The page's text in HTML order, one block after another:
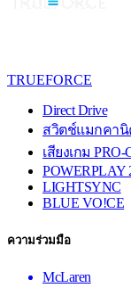
TRUEFORCE
Direct Drive
สวิตช์แมกคา
เสียงเกม PRO-
POWERPLAY
LIGHTSYNC
BLUE VO!CE
ความร่วมมือ
McLaren